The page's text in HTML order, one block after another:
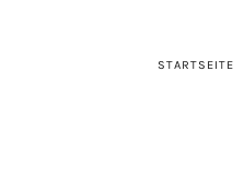
STARTSEITE